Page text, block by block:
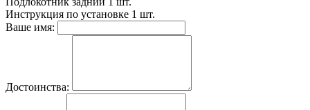
Инструкция по установке 1 шт.
Ваше имя:
Достоинства: